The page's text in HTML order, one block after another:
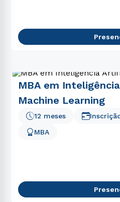
MBA em
Machine Learning
12 meses
MBA